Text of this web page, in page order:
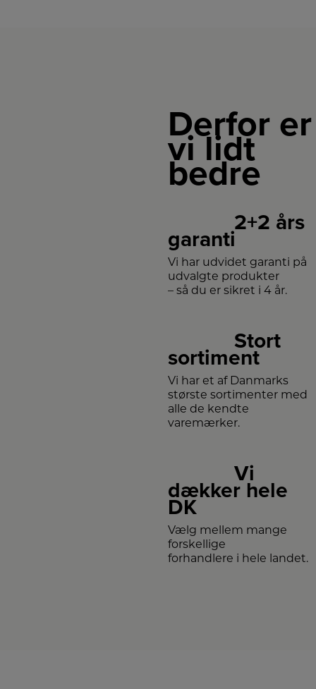
Derfor er
vi lidt
bedre
2+2 års
garanti
Vi har udvidet garanti på
udvalgte produkter
– så du er sikret i 4 år.
Stort
sortiment
Vi har et af Danmarks
største sortimenter med
alle de kendte
varemærker.
Vi
dækker hele
DK
Vælg mellem mange
forskellige
forhandlere i hele landet.